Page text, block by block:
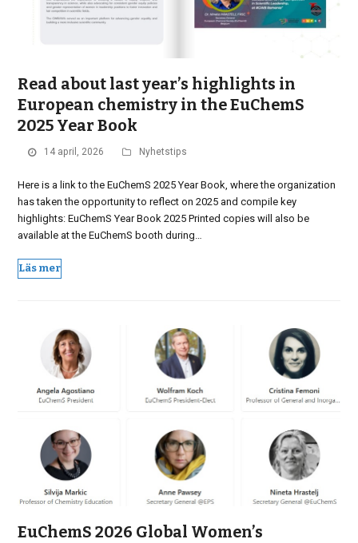
Read about last year’s highlights in
European chemistry in the EuChemS
2025 Year Book
14 april, 2026 Nyhetstips
Here is a link to the EuChemS 2025 Year Book, where the organization
has taken the opportunity to reflect on 2025 and compile key
highlights: EuChemS Year Book 2025 Printed copies will also be
available at the EuChemS booth during…
Läs mer
EuChemS 2026 Global Women’s